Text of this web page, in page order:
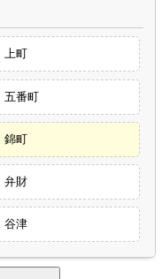
上町
五番町
錦町
弁財
谷津